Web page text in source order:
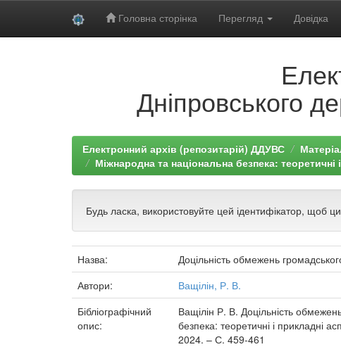
Головна сторінка Перегляд Довідка
Дніпровського
Електронний архів (репозитарій) ДДУВС
Міжнародна та національна безпека: теоретичні
Будь ласка, використовуйте цей ідентифікатор, щоб
Назва:
Доцільність обмежень
Автори:
Ващілін, Р. В.
Бібліографічний
опис:
Ващілін Р. В. Доцільність
безпека: теоретичні і прикладні
2024. – С. 459-461